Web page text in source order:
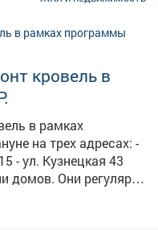
«Кузбасс»;
спорта; 32 квартал:
пр.Строителей
7,11;...
как долго
чего посоветовал
ЕДДС 6-14-99.
кровель в
в рамках
на трех адресах: -
домов. Они регулярно
Так, благодаря их
подмену